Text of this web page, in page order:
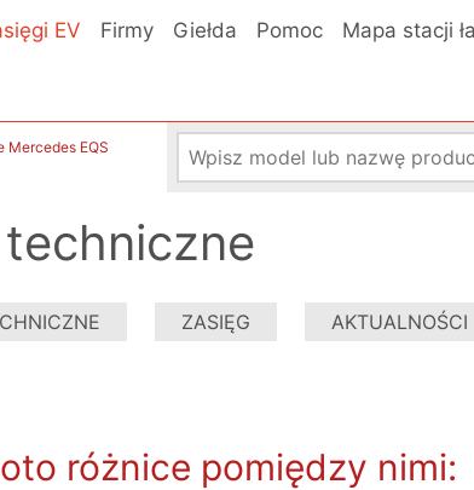
EV Firmy Giełda Pomoc Mapa stacji
Mercedes EQS
ZASIĘG AKTUALNOŚCI
różnice pomiędzy nimi: